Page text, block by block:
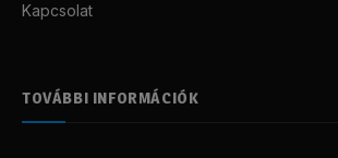
Kapcsolat
TOVÁBBI INFORMÁCIÓK